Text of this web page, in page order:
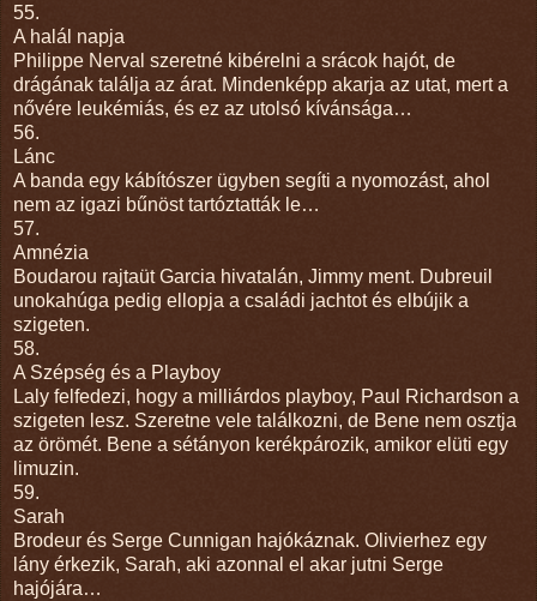
55.
A halál napja
Philippe Nerval szeretné kibérelni a srácok hajót, de
drágának találja az árat. Mindenképp akarja az utat, mert a
nővére leukémiás, és ez az utolsó kívánsága…
56.
Lánc
A banda egy kábítószer ügyben segíti a nyomozást, ahol
nem az igazi bűnöst tartóztatták le…
57.
Amnézia
Boudarou rajtaüt Garcia hivatalán, Jimmy ment. Dubreuil
unokahúga pedig ellopja a családi jachtot és elbújik a
szigeten.
58.
A Szépség és a Playboy
Laly felfedezi, hogy a milliárdos playboy, Paul Richardson a
szigeten lesz. Szeretne vele találkozni, de Bene nem osztja
az örömét. Bene a sétányon kerékpározik, amikor elüti egy
limuzin.
59.
Sarah
Brodeur és Serge Cunnigan hajókáznak. Olivierhez egy
lány érkezik, Sarah, aki azonnal el akar jutni Serge
hajójára…